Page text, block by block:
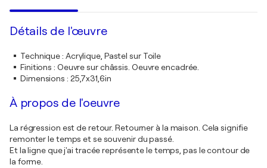
Détails de l'œuvre
Technique: Acrylique, Pastel sur Toile
Finitions : Oeuvre sur châssis. Oeuvre encadrée.
Dimensions : 25,7x31,6in
À propos de l'oeuvre
La régression est de retour. Retourner à la maison. Cela signifie
remonter le temps et se souvenir du passé.
Et la ligne que j'ai tracée représente le temps, pas le contour de
la forme.